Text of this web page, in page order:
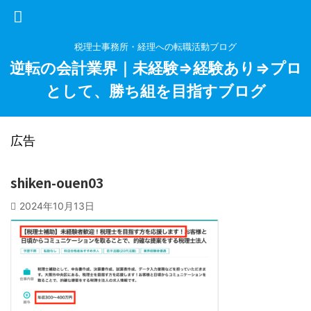
税理士事務所・経理への転職活動ブログ
逆転の会計業界｜未経験⇒経験あり⇒プロ
として、勝ち組を目指すブログ
広告
shiken-ouen03
2024年10月13日